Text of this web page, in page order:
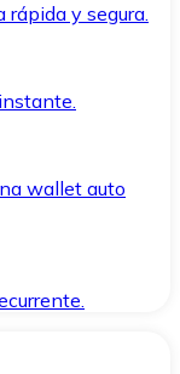
y segura.
wallet auto